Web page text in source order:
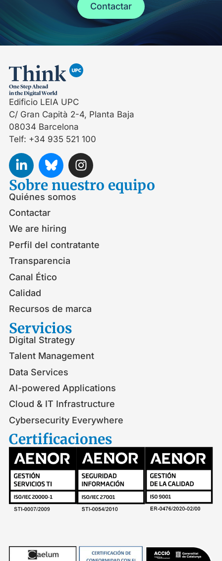
Contactar
Edificio LEIA UPC
C/ Gran Capità 2-4, Planta Baja
08034 Barcelona
Telf: +34 935 521 100
Sobre nuestro equipo
Quiénes somos
Contactar
We are hiring
Perfil del contratante
Transparencia
Canal Ético
Calidad
Recursos de marca
Servicios
Digital Strategy
Talent Management
Data Services
AI-powered Applications
Cloud & IT Infrastructure
Cybersecurity Everywhere
Certificaciones